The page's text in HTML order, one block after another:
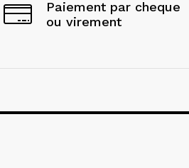
Paiement par cheque
ou virement